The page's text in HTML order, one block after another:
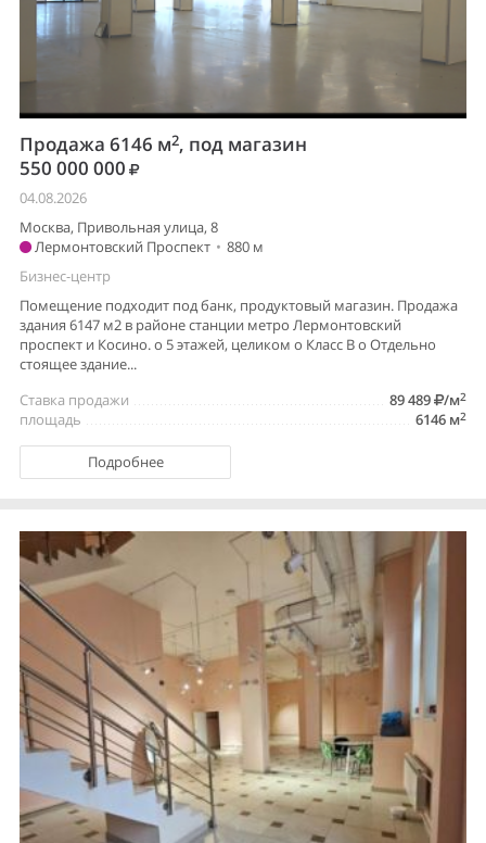
Продажа 6146 м2, под магазин
550 000 000
04.08.2026
Москва, Привольная улица, 8
Лермонтовский Проспект • 880 м
Бизнес-центр
Помещение подходит под банк, продуктовый магазин. Продажа
здания 6147 м2 в районе станции метро Лермонтовский
проспект и Косино. o 5 этажей, целиком o Класс В o Отдельно
стоящее здание...
89 489
/м2
Ставка продажи
6146 м2
площадь
Подробнее